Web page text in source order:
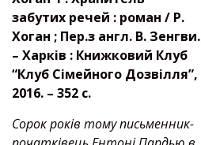
забутих речей : роман / Р.
Хоган ; Пер.з англ. В. Зенгви.
– Харків : Книжковий Клуб
“Клуб Сімейного Дозвілля”,
2016. – 352 с.
Сорок років тому письменник-